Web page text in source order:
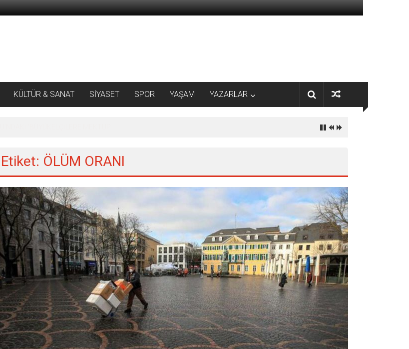
KÜLTÜR & SANAT SİYASET SPOR YAŞAM YAZARLAR
Etiket: ÖLÜM ORANI